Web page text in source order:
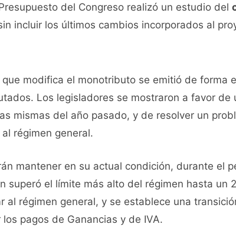
del Congreso realizó un estudio del
incluir los últimos cambios incorporados al
modifica el monotributo se emitió de forma
Los legisladores se mostraron a favor de
mismas del año pasado, y de resolver un
régimen general.
mantener en su actual condición, durante el
superó el límite más alto del régimen hasta un
al régimen general, y se establece una
pagos de Ganancias y de IVA.